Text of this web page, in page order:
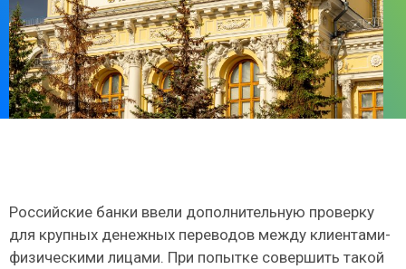
Российские банки ввели дополнительную проверку
для крупных денежных переводов между клиентами-
физическими лицами. При попытке совершить такой